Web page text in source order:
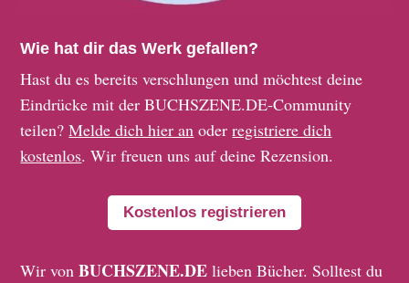
Wie hat dir das Werk gefallen?
Hast du es bereits verschlungen und möchtest deine
Eindrücke mit der BUCHSZENE.DE-Community
teilen?Melde dich hier an oderregistriere dich
kostenlos. Wir freuen uns auf deine Rezension.
Kostenlos registrieren
Wir vonBUCHSZENE.DE lieben Bücher. Solltest du